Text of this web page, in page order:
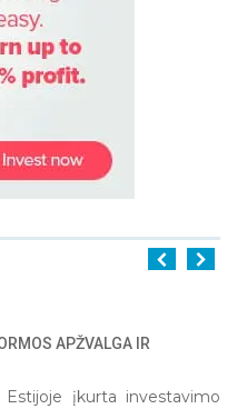
1
APŽVALGA IR
įkurta investavimo